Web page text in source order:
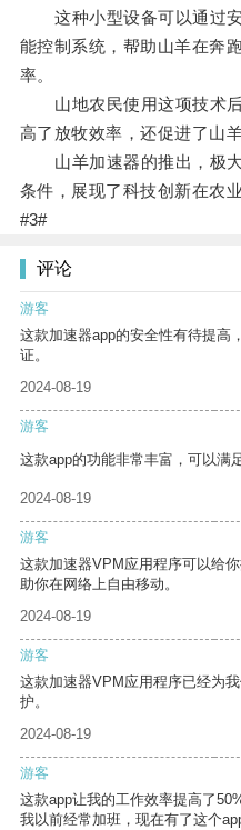
这种小型设备可以通过安
能控制系统，帮助山羊在奔
率。
山地农民使用这项技术后
高了放牧效率，还促进了山
山羊加速器的推出，极大
条件，展现了科技创新在农
#3#
评论
游客
这款加速器app的安全性有待提高
证。
2024-08-19
游客
这款app的功能非常丰富，可以满
2024-08-19
游客
这款加速器VPM应用程序可以给
助你在网络上自由移动。
2024-08-19
游客
这款加速器VPM应用程序已经为
护。
2024-08-19
游客
这款app让我的工作效率提高了
我以前经常加班，现在有了这个